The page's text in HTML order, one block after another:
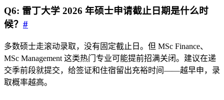
Q6: 雷丁大学 2026 年硕士申请截止日期是什么时
候？ #
多数硕士走滚动录取，没有固定截止日。但 MSc Finance、
MSc Management 这类热门专业可能提前招满关闭。建议在递
交季前段就提交，给签证和住宿留出充裕时间——越早申，录
取概率越高。